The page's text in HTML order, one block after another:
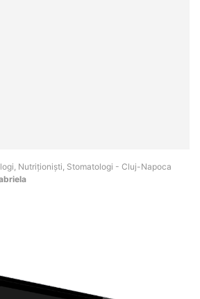
Nutriționiști, Stomatologi - Cluj-Napoca